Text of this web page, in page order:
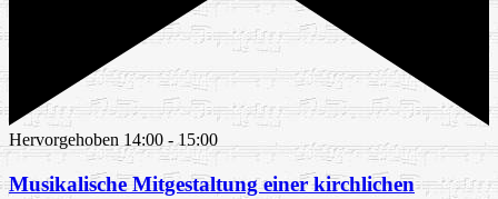
Hervorgehoben 14:00 -15:00
Musikalische Mitgestaltung einer kirchlichen